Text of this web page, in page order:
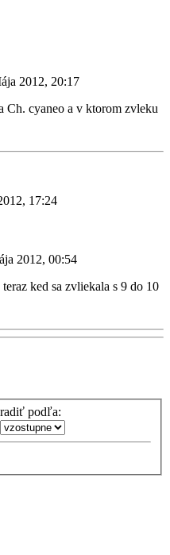
2012, 20:17
Ch. cyaneo a v ktorom zvleku
17:24
2012, 00:54
ked sa zvliekala s 9 do 10
podľa: